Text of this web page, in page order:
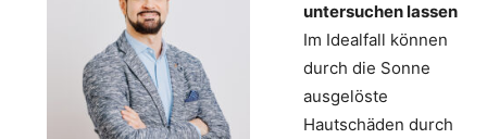
untersuchen lassen
Im Idealfall können
durch die Sonne
ausgelöste
Hautschäden durch